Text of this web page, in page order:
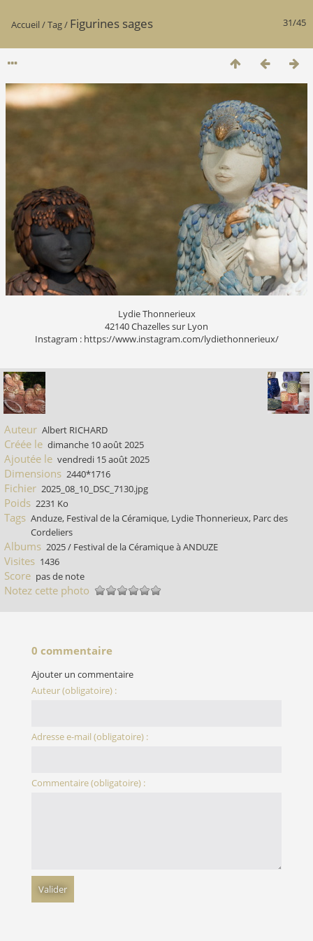
31/45
Accueil/Tag/ Figurines sages
Lydie Thonnerieux
42140 Chazelles sur Lyon
Instagram : https://www.instagram.com/lydiethonnerieux/
Auteur Albert RICHARD
Créée le dimanche 10 août 2025
Ajoutée le vendredi 15 août 2025
Dimensions 2440*1716
Fichier 2025_08_10_DSC_7130.jpg
Poids 2231 Ko
Tags Anduze, Festival de la Céramique, Lydie Thonnerieux, Parc des
Cordeliers
Albums 2025/ Festival de la Céramique à ANDUZE
Visites 1436
Score pas de note
Notez cette photo
0 commentaire
Ajouter un commentaire
Auteur (obligatoire) :
Adresse e-mail (obligatoire) :
Commentaire (obligatoire) :